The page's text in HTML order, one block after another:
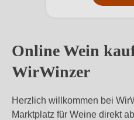
Online Wein
WirWinzer
Herzlich willkommen bei
Marktplatz für Weine direkt